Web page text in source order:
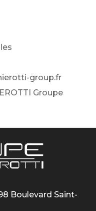
group.fr
Groupe
Boulevard Saint-